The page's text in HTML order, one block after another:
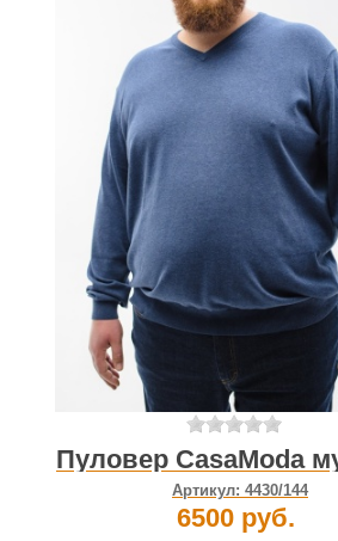
Пуловер CasaModa
Артикул: 4430/144
6500 руб.